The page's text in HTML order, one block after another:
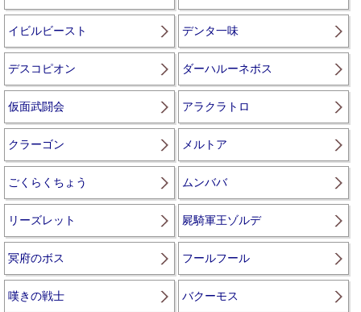
イビルビースト デンタ一味
デスコピオン ダーハルーネボス
仮面武闘会 アラクラトロ
クラーゴン メルトア
ごくらくちょう ムンババ
リーズレット 屍騎軍王ゾルデ
冥府のボス フールフール
嘆きの戦士 バクーモス